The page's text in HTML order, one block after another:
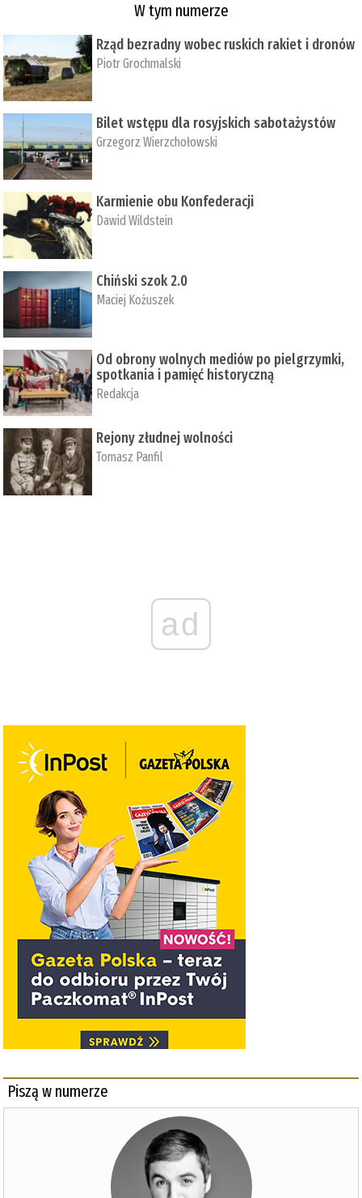
W tym numerze
Rząd bezradny wobec ruskich rakiet i dronów
Piotr Grochmalski
Bilet wstępu dla rosyjskich sabotażystów
Grzegorz Wierzchołowski
Karmienie obu Konfederacji
Dawid Wildstein
Chiński szok 2.0
Maciej Kożuszek
Od obrony wolnych mediów po pielgrzymki,
spotkania i pamięć historyczną
Redakcja
Rejony złudnej wolności
Tomasz Panfil
ad
Piszą w numerze